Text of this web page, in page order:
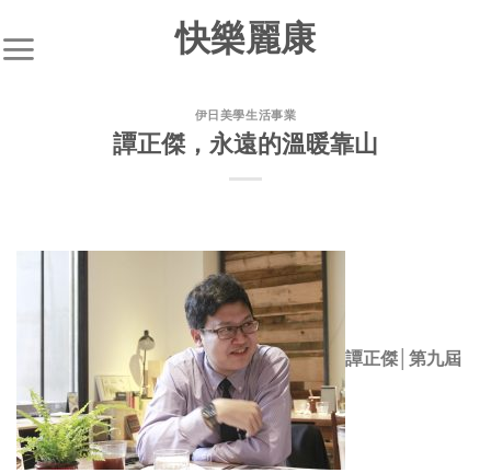
快樂麗康
伊日美學生活事業
譚正傑，永遠的溫暖靠山
譚正傑│第九屆